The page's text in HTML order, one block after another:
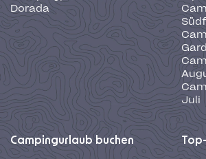
Dorada
Juli
Campingurlaub buchen